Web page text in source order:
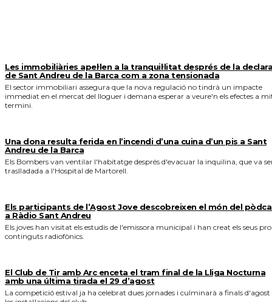
Les immobiliàries apel·len a la tranquil·litat després de la
de Sant Andreu de la Barca com a zona tensionada
El sector immobiliari assegura que la nova regulació no tindrà un impacte
immediat en el mercat del lloguer i demana esperar a veure'n els efectes a
termini.
Una dona resulta ferida en l’incendi d’una cuina d’un pis a Sant
Andreu de la Barca
Els Bombers van ventilar l'habitatge després d'evacuar la inquilina, que va
traslladada a l'Hospital de Martorell.
Els participants de l’Agost Jove descobreixen el món del
a Ràdio Sant Andreu
Els joves han visitat els estudis de l'emissora municipal i han creat els seus
continguts radiofònics.
El Club de Tir amb Arc enceta el tram final de la Lliga Nocturna
amb una última tirada el 29 d’agost
La competició estival ja ha celebrat dues jornades i culminarà a finals d'agost